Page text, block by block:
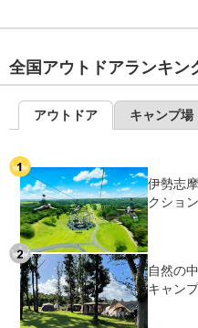
全国アウトドアランキン
アウトドア キャンプ場
伊勢志
クション
自然の
キャン